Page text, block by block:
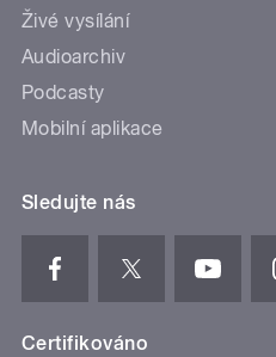
Živé vysílání
Audioarchiv
Podcasty
Mobilní aplikace
Sledujte nás
Certifikováno